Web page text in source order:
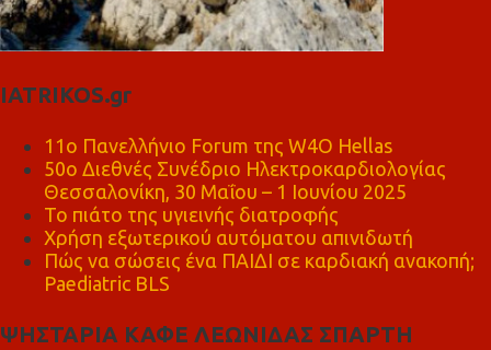
IATRIKOS.gr
11ο Πανελλήνιο Forum της W4O Hellas
50ο Διεθνές Συνέδριο Ηλεκτροκαρδιολογίας
Θεσσαλονίκη, 30 Μαΐου – 1 Ιουνίου 2025
Το πιάτο της υγιεινής διατροφής
Χρήση εξωτερικού αυτόματου απινιδωτή
Πώς να σώσεις ένα ΠΑΙΔΙ σε καρδιακή ανακοπή;
Paediatric BLS
ΨΗΣΤΑΡΙΑ ΚΑΦΕ ΛΕΩΝΙΔΑΣ ΣΠΑΡΤΗ